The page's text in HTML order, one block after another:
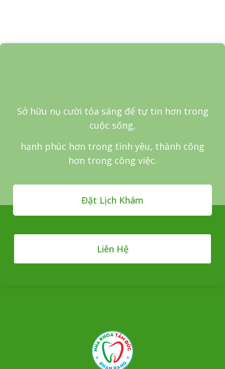
Sở hữu nụ cười tỏa sáng để tự tin hơn trong
cuộc sống,
hạnh phúc hơn trong tình yêu, thành công
hơn trong công việc.
Đặt Lịch Khám
Liên Hệ